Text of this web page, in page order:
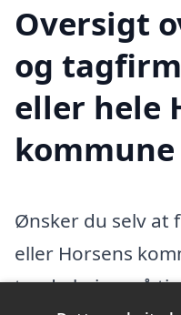
Oversigt
og
eller hele
kommune
Ønsker du selv at
eller Horsens
tagdækning, så